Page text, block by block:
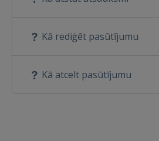
Kā rediģēt pasūtījumu
Kā atcelt pasūtījumu